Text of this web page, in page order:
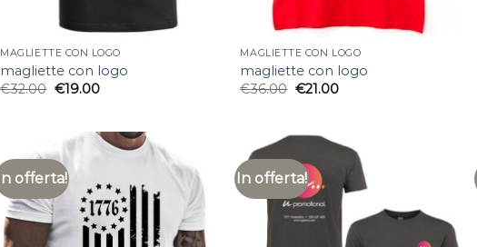
MAGLIETTE CON LOGO
magliette con logo
€32.00 €19.00
MAGLIETTE CON LOGO
magliette con logo
€36.00 €21.00
offerta! In offerta!